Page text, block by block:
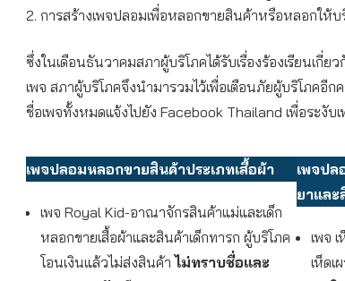
การสร้างเพจปลอมเพื่อหลอกขายสินค้าหรือหลอกให้บ
ซึ่งในเดือนธันวาคมสภาผู้บริโภคได้รับเรื่องร้องเรียนเกี่
เพจ สภาผู้บริโภคจึงนำมารวมไว้เพื่อเตือนภัยผู้บริโภคอีก
ชื่อเพจทั้งหมดแจ้งไปยัง Facebook Thailand เพื่อระงั
เพจปลอมหลอกขายสินค้าประเภทเสื้อผ้า
เพจ Royal Kid-อาณาจักรสินค้าแม่และเด็ก
หลอกขายเสื้อผ้าและสินค้าเด็กทารก ผู้บริโภค
โอนเงินแล้วไม่ส่งสินค้า ไม่ทราบชื่อและ
เพจป
ยาและ
เพจ
เห็ดเ